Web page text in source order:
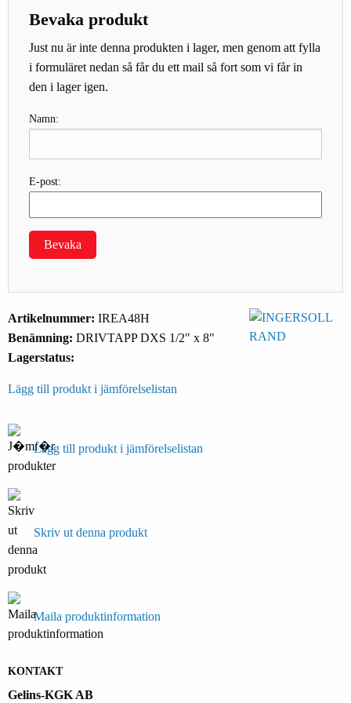
Bevaka produkt
Just nu är inte denna produkten i lager, men genom att fylla
i formuläret nedan så får du ett mail så fort som vi får in
den i lager igen.
Namn:
E-post:
Bevaka
Artikelnummer: IREA48H
Benämning: DRIVTAPP DXS 1/2" x 8"
Lagerstatus:
Lägg till produkt i jämförelselistan
Lägg till produkt i jämförelselistan
Skriv ut denna produkt
Maila produktinformation
KONTAKT
Gelins-KGK AB